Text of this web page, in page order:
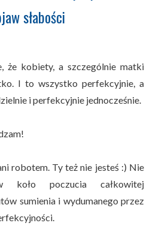
słabości
że kobiety, a szczególnie matki
I to wszystko perfekcyjnie, a
i perfekcyjnie jednocześnie.
robotem. Ty też nie jesteś :) Nie
poczucia całkowitej
sumienia i wydumanego przez